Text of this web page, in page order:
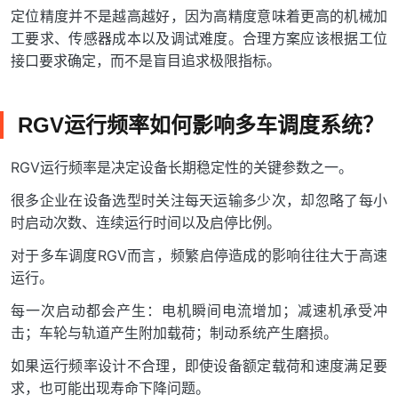
定位精度并不是越高越好，因为高精度意味着更高的机械加
工要求、传感器成本以及调试难度。合理方案应该根据工位
接口要求确定，而不是盲目追求极限指标。
RGV运行频率如何影响多车调度系统？
RGV运行频率是决定设备长期稳定性的关键参数之一。
很多企业在设备选型时关注每天运输多少次，却忽略了每小
时启动次数、连续运行时间以及启停比例。
对于多车调度RGV而言，频繁启停造成的影响往往大于高速
运行。
每一次启动都会产生：电机瞬间电流增加；减速机承受冲
击；车轮与轨道产生附加载荷；制动系统产生磨损。
如果运行频率设计不合理，即使设备额定载荷和速度满足要
求，也可能出现寿命下降问题。